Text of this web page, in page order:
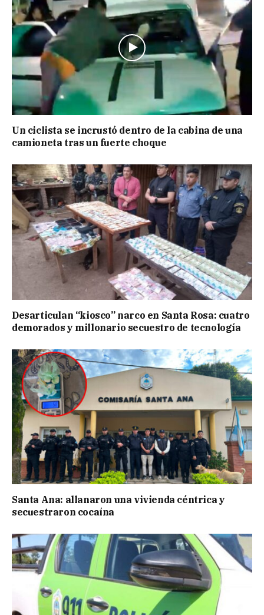
Un ciclista se incrustó dentro de la cabina de una
camioneta tras un fuerte choque
Desarticulan “kiosco” narco en Santa Rosa: cuatro
demorados y millonario secuestro de tecnología
Santa Ana: allanaron una vivienda céntrica y
secuestraron cocaína